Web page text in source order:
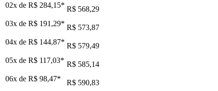
02x de R$ 284,15* R$ 568,29
03x de R$ 191,29* R$ 573,87
04x de R$ 144,87* R$ 579,49
05x de R$ 117,03* R$ 585,14
06x de R$ 98,47*
R$ 590,83